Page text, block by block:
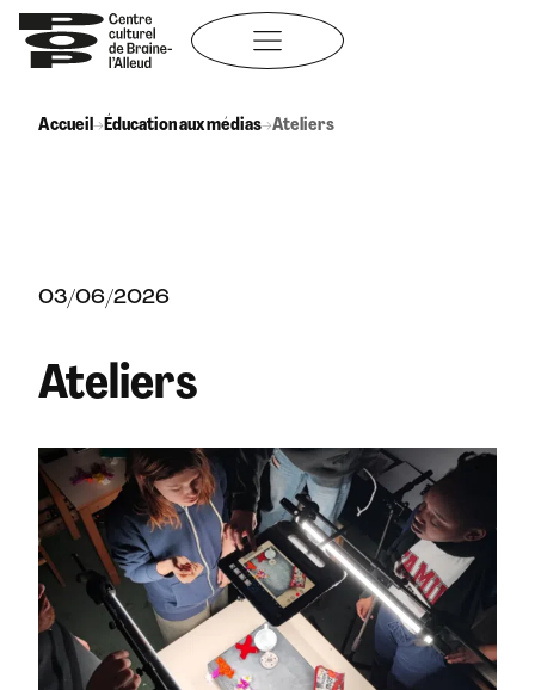
Aller
au
contenu
Accueil→Éducation aux médias→Ateliers
03/06/2026
Ateliers